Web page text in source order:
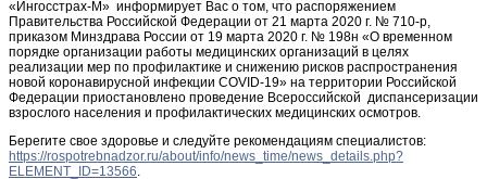
«Ингосстрах-М» информирует Вас о том, что распоряжением
Правительства Российской Федерации от 21 марта 2020 г. № 710-р,
приказом Минздрава России от 19 марта 2020 г. № 198н «О временном
порядке организации работы медицинских организаций в целях
реализации мер по профилактике и снижению рисков распространения
новой коронавирусной инфекции COVID-19» на территории Российской
Федерации приостановлено проведение Всероссийской диспансеризации
взрослого населения и профилактических медицинских осмотров.
Берегите свое здоровье и следуйте рекомендациям специалистов:
https://rospotrebnadzor.ru/about/info/news_time/news_details.php?
ELEMENT_ID=13566.